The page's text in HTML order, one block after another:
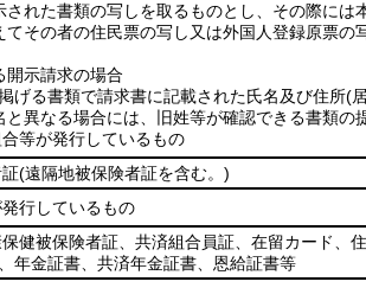
された書類の写しを取るものとし、その際に
てその者の住民票の写し又は外国人登録原票の
開示請求の場合
げる書類で請求書に記載された氏名及び住所(
異なる場合には、旧姓等が確認できる書類の
等が発行しているもの
(遠隔地被保険者証を含む。)
行しているもの
健被保険者証、共済組合員証、在留カード、
、年金証書、共済年金証書、恩給証書等